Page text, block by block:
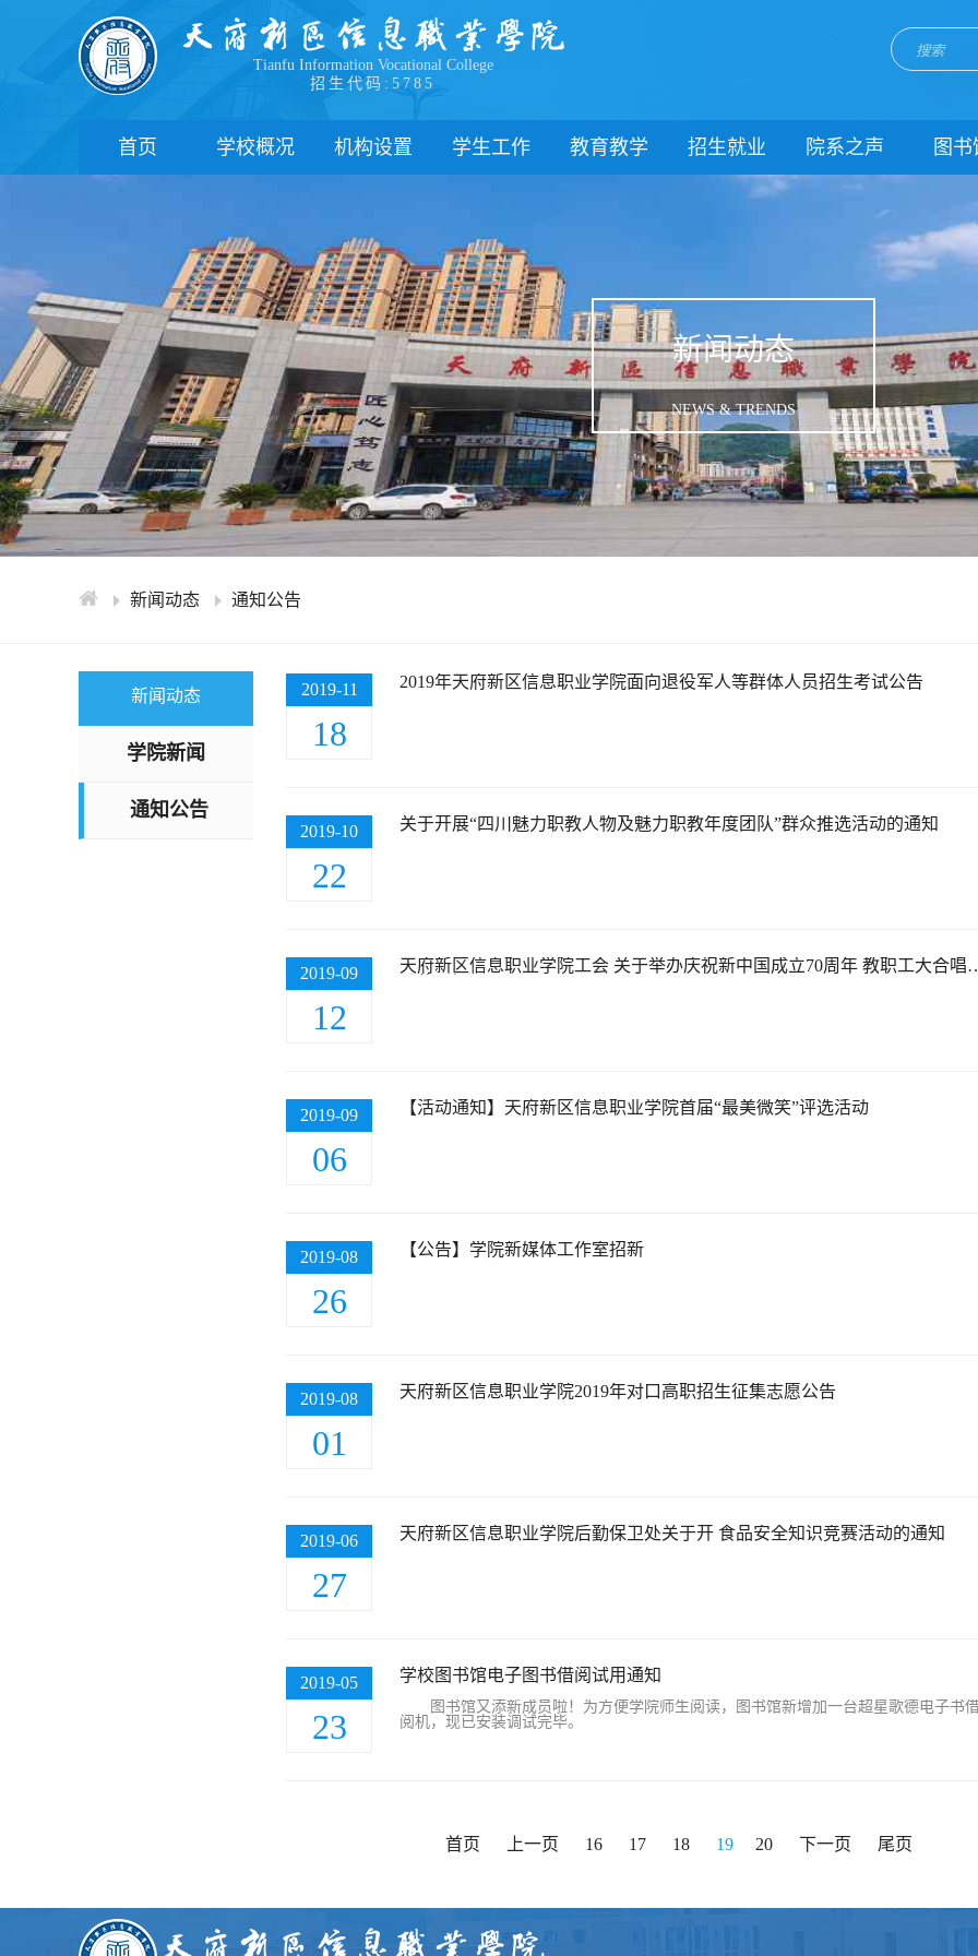
Tianfu Information Vocational College
招生代码:5785
首页 学校概况
学院领导
办学理念
办学特色
校园风貌
机构设置
职能部门
学生工作
新闻动态
团委
管理制度
学生风采
心理健康
下载中心
联系我们
教育教学
教学通知
教学动态
实践教学
专业建设
课程建设
教学改革
学术交流
招生就业 院系之声 图书
新闻动态
NEWS & TRENDS
新闻动态 通知公告
新闻动态
学院新闻
通知公告
2019-11
18
2019年天府新区信息职业学院面向退役军人等群体人员招生考试公告
2019-10
22
关于开展“四川魅力职教人物及魅力职教年度团队”群众推选活动的通知
2019-09
12
天府新区信息职业学院工会 关于举办庆祝新中国成立70周年 教职工大合唱
2019-09
06
【活动通知】天府新区信息职业学院首届“最美微笑”评选活动
2019-08
26
【公告】学院新媒体工作室招新
2019-08
01
天府新区信息职业学院2019年对口高职招生征集志愿公告
2019-06
27
天府新区信息职业学院后勤保卫处关于开 食品安全知识竞赛活动的通知
2019-05
23
学校图书馆电子图书借阅试用通知
图书馆又添新成员啦！为方便学院师生阅读，图书馆新增加一台超星歌德电子书
阅机，现已安装调试完毕。
首页 上一页 16 17 18 19 20 下一页 尾页